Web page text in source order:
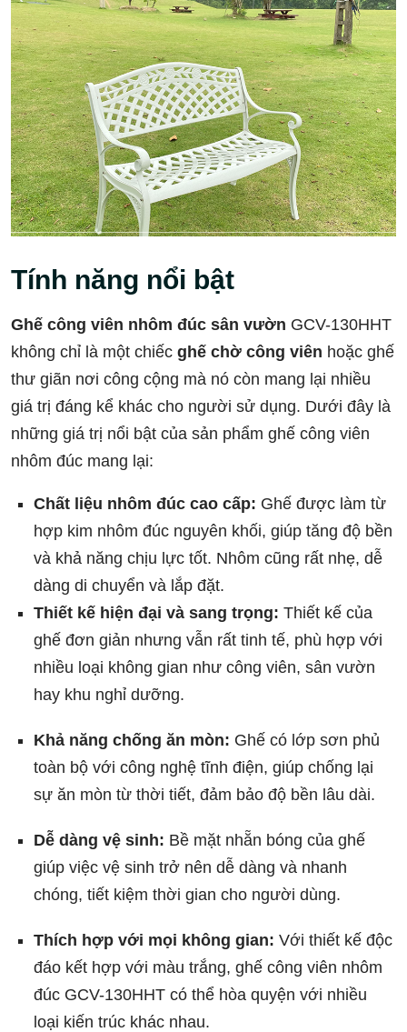
Tính năng nổi bật
Ghế công viên nhôm đúc sân vườn GCV-130HHT
không chỉ là một chiếc ghế chờ công viên hoặc ghế
thư giãn nơi công cộng mà nó còn mang lại nhiều
giá trị đáng kể khác cho người sử dụng. Dưới đây là
những giá trị nổi bật của sản phẩm ghế công viên
nhôm đúc mang lại:
Chất liệu nhôm đúc cao cấp: Ghế được làm từ
hợp kim nhôm đúc nguyên khối, giúp tăng độ bền
và khả năng chịu lực tốt. Nhôm cũng rất nhẹ, dễ
dàng di chuyển và lắp đặt.
Thiết kế hiện đại và sang trọng: Thiết kế của
ghế đơn giản nhưng vẫn rất tinh tế, phù hợp với
nhiều loại không gian như công viên, sân vườn
hay khu nghỉ dưỡng.
Khả năng chống ăn mòn: Ghế có lớp sơn phủ
toàn bộ với công nghệ tĩnh điện, giúp chống lại
sự ăn mòn từ thời tiết, đảm bảo độ bền lâu dài.
Dễ dàng vệ sinh: Bề mặt nhẵn bóng của ghế
giúp việc vệ sinh trở nên dễ dàng và nhanh
chóng, tiết kiệm thời gian cho người dùng.
Thích hợp với mọi không gian: Với thiết kế độc
đáo kết hợp với màu trắng, ghế công viên nhôm
đúc GCV-130HHT có thể hòa quyện với nhiều
loại kiến trúc khác nhau.